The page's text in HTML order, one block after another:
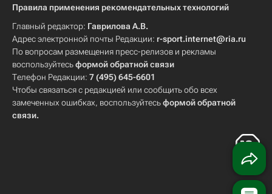
Правила применения рекомендательных технологий
Главный редактор: Гаврилова А.В.
Адрес электронной почты Редакции: r-sport.internet@ria.ru
По вопросам размещения пресс-релизов и рекламы
воспользуйтесьформой обратной связи
Телефон Редакции: 7 (495) 645-6601
Чтобы связаться с редакцией или сообщить обо всех
замеченных ошибках, воспользуйтесьформой обратной
связи.